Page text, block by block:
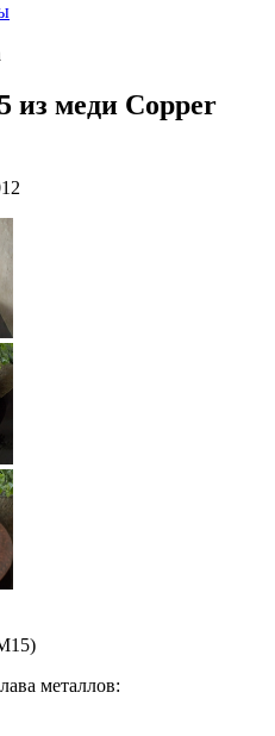
из меди Copper
металлов: